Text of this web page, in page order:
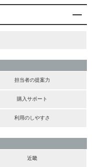
担当者の提案力
購入サポート
利用のしやすさ
近畿